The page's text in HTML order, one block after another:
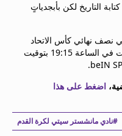
التاريخ لكن بأبجدياتٍ
نصف نهائي كأس الاتحاد
الإنجليزي موعد معها سيكون مساء السبت في الساعة 19:15 بتوقيت
اضغط على هذا
#نادي مانشستر سيتي لكرة القدم